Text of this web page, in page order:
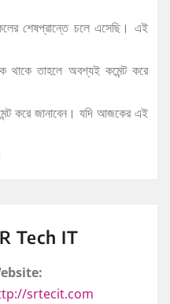
শেষপ্রান্তে চলে এসেছি। এই
থাকে তাহলে অবশ্যই কমেন্ট করে
করে জানাবেন। যদি আজকের এই
Tech IT
srtecit.com